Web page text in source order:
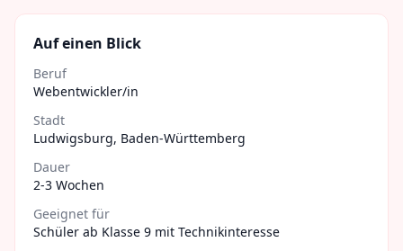
Auf einen Blick
Beruf
Webentwickler/in
Stadt
Ludwigsburg, Baden-Württemberg
Dauer
2-3 Wochen
Geeignet für
Schüler ab Klasse 9 mit Technikinteresse